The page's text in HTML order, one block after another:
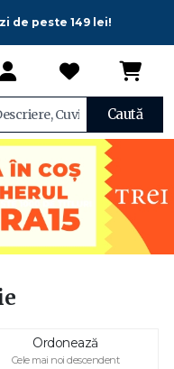
de peste 149 lei!
Caută
Ordonează
Cele mai noi descendent